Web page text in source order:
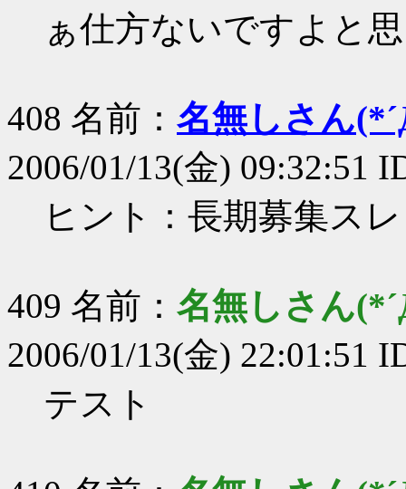
ぁ仕方ないですよと
408 名前： 名無しさん
2006/01/13(金) 09:32:51
ヒント：長期募集スレ
409 名前： 名無しさん
2006/01/13(金) 22:01:51
テスト